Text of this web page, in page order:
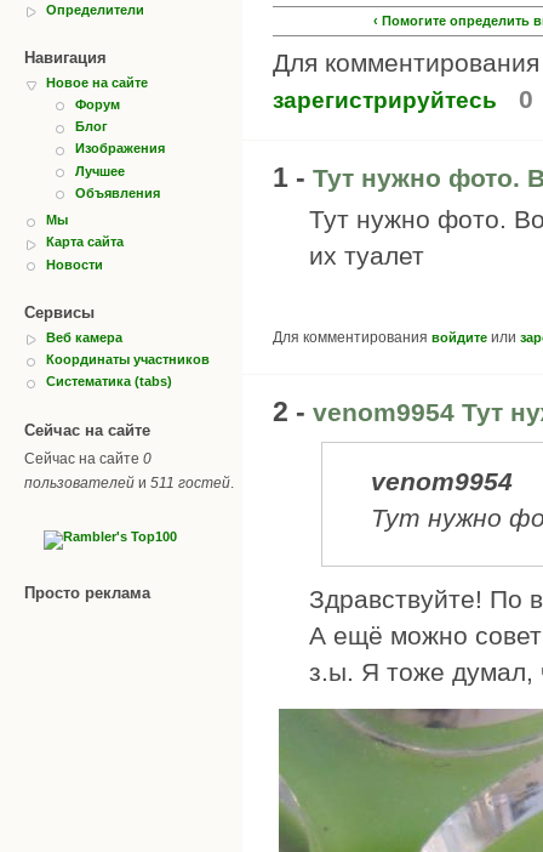
Определители
Навигация
Новое на сайте
Форум
Блог
Изображения
Лучшее
Объявления
Мы
Карта сайта
Новости
Сервисы
Веб камера
Координаты участников
Систематика (tabs)
Сейчас на сайте
Сейчас на сайте 0
пользователей и 511 гостей
Просто реклама
‹ Помогите определить
Для
зарегистрируйтесь 0
1 - Тут нужно фото.
Тут нужно фото.
их туалет
Для комментирования войдите или
2 - venom9954 Тут
venom9954
Тут нужно
Здравствуйте! По
А ещё можно
з.ы. Я тоже думал,